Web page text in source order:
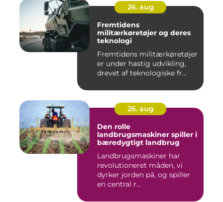
26. aug
Fremtidens
militærkøretøjer og deres
teknologi
Fremtidens militærkøretøjer
er under hastig udvikling,
drevet af teknologiske fr...
26. aug
Den rolle
landbrugsmaskiner spiller i
bæredygtigt landbrug
Landbrugsmaskiner har
revolutioneret måden, vi
dyrker jorden på, og spiller
en central r...